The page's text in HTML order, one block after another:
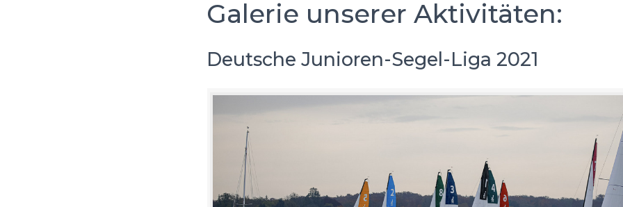
Galerie unserer Aktivitäten:
Deutsche Junioren-Segel-Liga 2021